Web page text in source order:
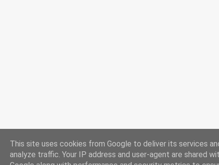
This site uses cookies from Google to deliver its services
analyze traffic. Your IP address and user-agent are shared